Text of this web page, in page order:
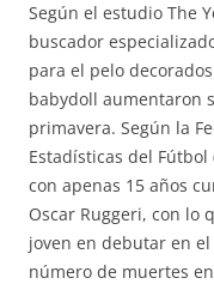
Según el estudio The
buscador
para el pelo
babydoll aumentaron
primavera. Según la
Estadísticas del Fútbol
con apenas 15 años
Oscar Ruggeri, con lo
joven en debutar en
número de muertes